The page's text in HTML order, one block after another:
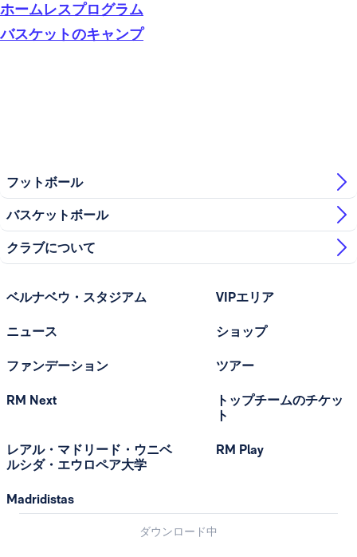
ホームレスプログラム
バスケットのキャンプ
フットボール
バスケットボール
クラブについて
ベルナベウ・スタジアム
ニュース
ファンデーション
RM Next
レアル・マドリード・ウニベ
ルシダ・エウロペア大学
Madridistas
VIPエリア
ショップ
ツアー
トップチームのチケッ
ト
RM Play
ダウンロード中